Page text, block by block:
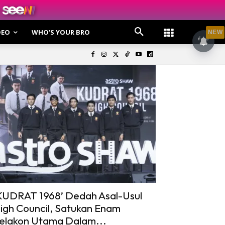
WHO’S YOUR BRO
1968’ Dedah Asal-Usul
Council, Satukan Enam
Utama Dalam...
NEW